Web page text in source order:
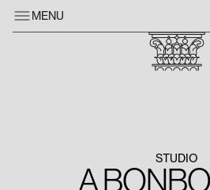
MENU
STUDIO
A